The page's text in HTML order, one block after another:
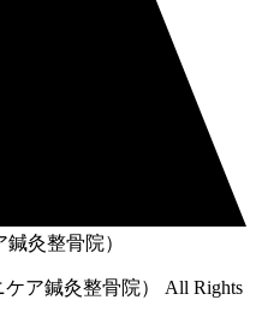
ケア鍼灸整骨院） All Rights